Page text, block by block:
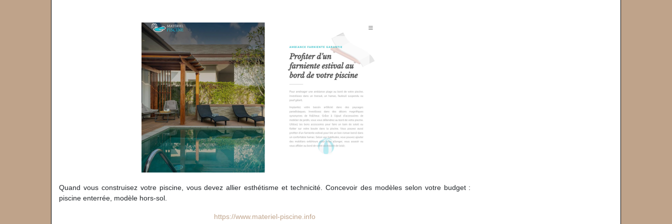
Quand vous construisez votre piscine, vous devez allier esthétisme et technicité. Concevoir des modèles selon votre budget :
piscine enterrée, modèle hors-sol.
https://www.materiel-piscine.info